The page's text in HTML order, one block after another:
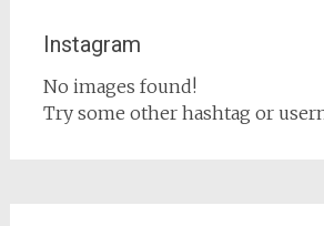
Instagram
No images found!
Try some other hashtag or